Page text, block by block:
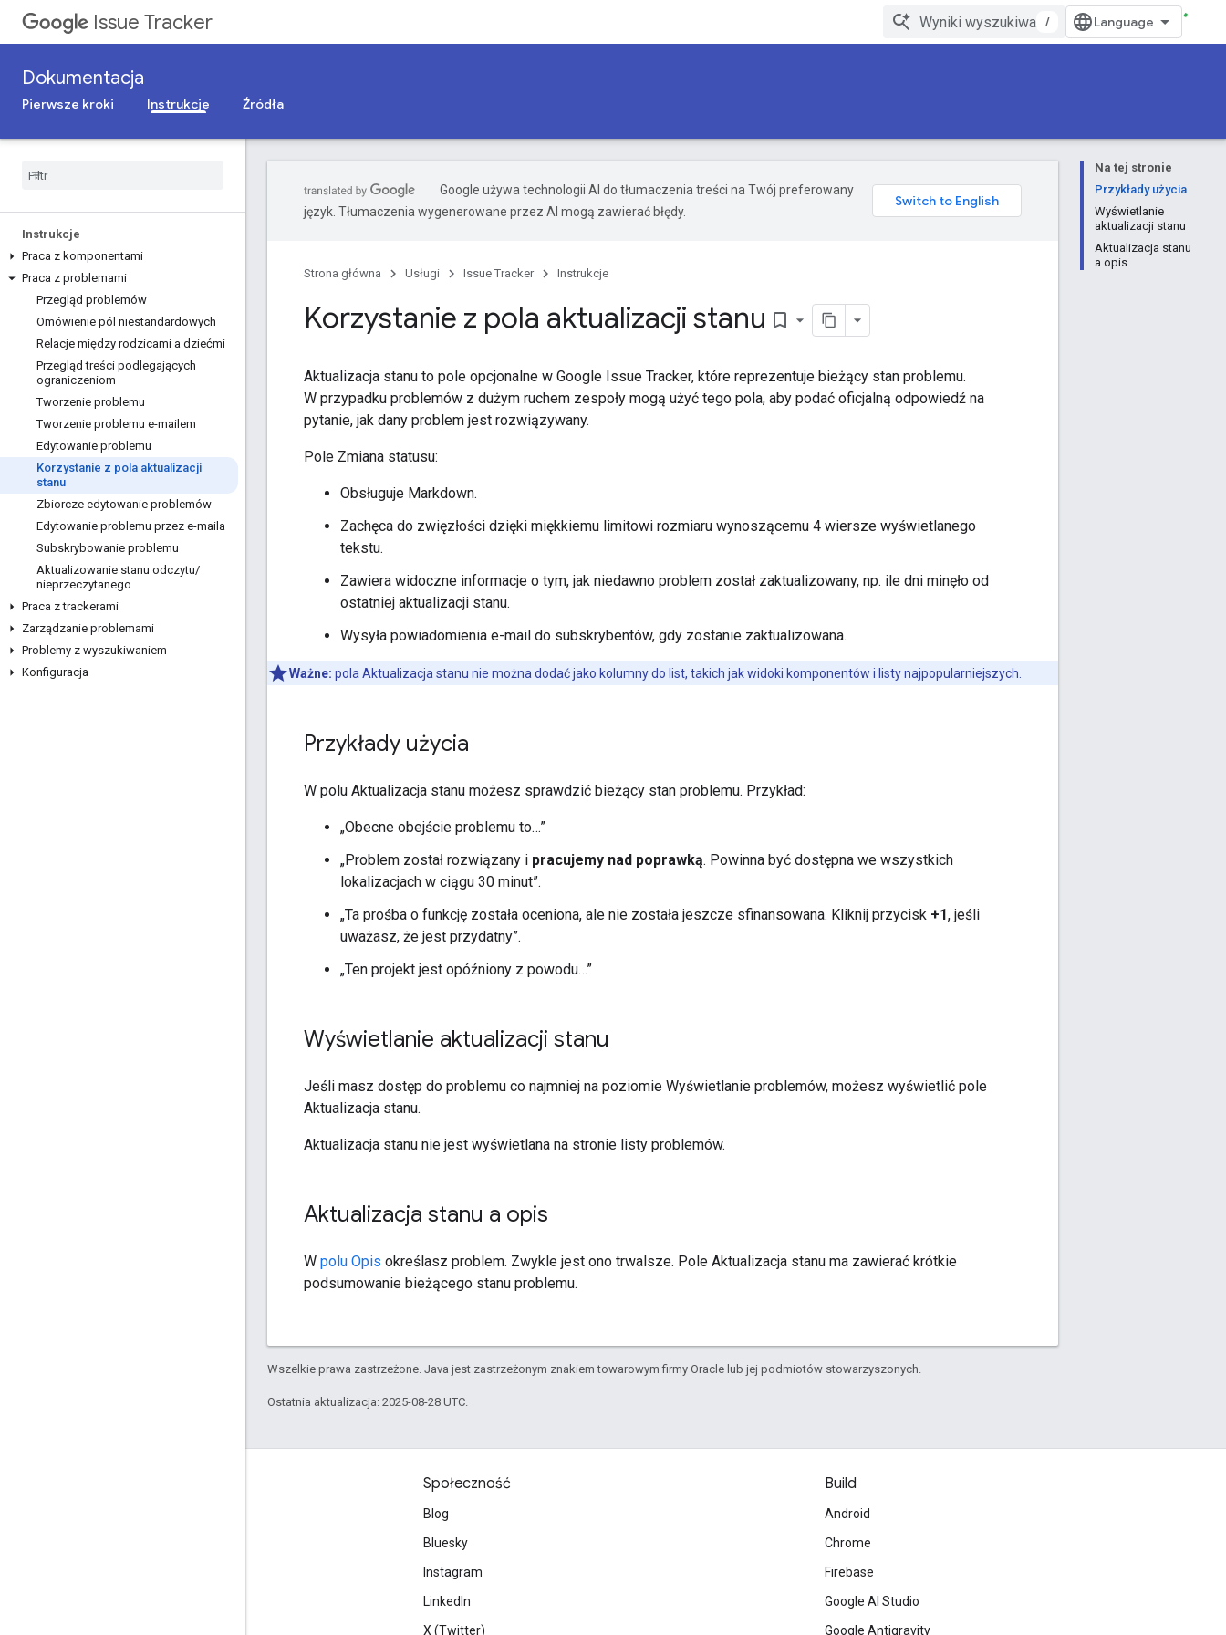
Issue Tracker /
Dokumentacja
Pierwsze kroki Instrukcje Źródła
Instrukcje
Praca z komponentami
Praca z problemami
Przegląd problemów
Omówienie pól niestandardowych
Relacje między rodzicami a dziećmi
Przegląd treści podlegających
ograniczeniom
Tworzenie problemu
Tworzenie problemu e-mailem
Edytowanie problemu
Korzystanie z pola aktualizacji
stanu
Zbiorcze edytowanie problemów
Edytowanie problemu przez e-maila
Subskrybowanie problemu
Aktualizowanie stanu odczytu/
nieprzeczytanego
Praca z trackerami
Zarządzanie problemami
Problemy z wyszukiwaniem
Konfiguracja
Na tej stronie
Przykłady użycia
Wyświetlanie
aktualizacji stanu
Aktualizacja stanu
a opis
Google używa technologii AI do tłumaczenia treści na Twój preferowany
język. Tłumaczenia wygenerowane przez AI mogą zawierać błędy.
Strona główna Usługi Issue Tracker Instrukcje
Korzystanie z pola aktualizacji stanu bookmark_border
Aktualizacja stanu to pole opcjonalne w Google Issue Tracker, które reprezentuje bieżący stan problemu.
W przypadku problemów z dużym ruchem zespoły mogą użyć tego pola, aby podać oficjalną odpowiedź na
pytanie, jak dany problem jest rozwiązywany.
Pole Zmiana statusu:
Obsługuje Markdown.
Zachęca do zwięzłości dzięki miękkiemu limitowi rozmiaru wynoszącemu 4 wiersze wyświetlanego
tekstu.
Zawiera widoczne informacje o tym, jak niedawno problem został zaktualizowany, np. ile dni minęło od
ostatniej aktualizacji stanu.
Wysyła powiadomienia e-mail do subskrybentów, gdy zostanie zaktualizowana.
Ważne: pola Aktualizacja stanu nie można dodać jako kolumny do list, takich jak widoki komponentów i listy najpopularniejszych.
Przykłady użycia
W polu Aktualizacja stanu możesz sprawdzić bieżący stan problemu. Przykład:
„Obecne obejście problemu to…”
„Problem został rozwiązany i pracujemy nad poprawką. Powinna być dostępna we wszystkich
lokalizacjach w ciągu 30 minut”.
„Ta prośba o funkcję została oceniona, ale nie została jeszcze sfinansowana. Kliknij przycisk +1, jeśli
uważasz, że jest przydatny”.
„Ten projekt jest opóźniony z powodu…”
Wyświetlanie aktualizacji stanu
Jeśli masz dostęp do problemu co najmniej na poziomie Wyświetlanie problemów, możesz wyświetlić pole
Aktualizacja stanu.
Aktualizacja stanu nie jest wyświetlana na stronie listy problemów.
Aktualizacja stanu a opis
W polu Opis określasz problem. Zwykle jest ono trwalsze. Pole Aktualizacja stanu ma zawierać krótkie
podsumowanie bieżącego stanu problemu.
Wszelkie prawa zastrzeżone. Java jest zastrzeżonym znakiem towarowym firmy Oracle lub jej podmiotów stowarzyszonych.
Ostatnia aktualizacja: 2025-08-28 UTC.
Społeczność
Blog
Bluesky
Instagram
LinkedIn
X (Twitter)
Build
Android
Chrome
Firebase
Google AI Studio
Google Antigravity